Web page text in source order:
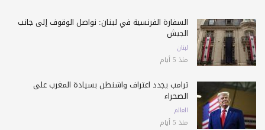
السفارة الفرنسية في لبنان: نواصل الوقوف إلى جانب
الجيش
لبنان
منذ 5 أيام
ترامب يجدد اعتراف واشنطن بسيادة المغرب على
الصحراء
العالم
منذ 5 أيام